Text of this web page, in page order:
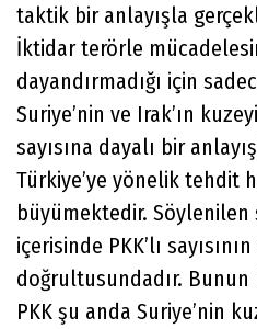
taktik bir anlayışla
İktidar terörle
dayandırmadığı için
Suriye’nin ve Irak’ın
sayısına dayalı bir
Türkiye’ye yönelik tehdit
büyümektedir. Söylenilen
içerisinde PKK’lı sayısının
doğrultusundadır.
PKK şu anda Suriye’nin